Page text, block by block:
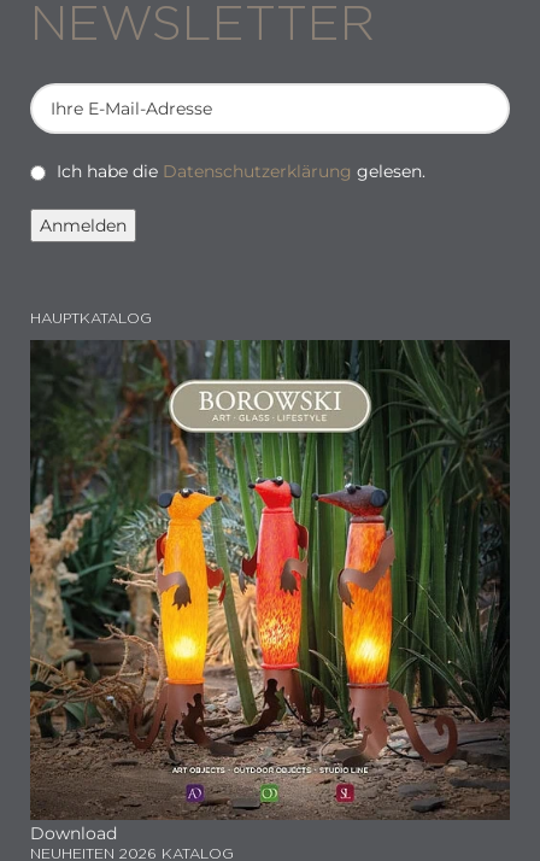
NEWSLETTER
Ich habe die Datenschutzerklärung gelesen.
HAUPTKATALOG
Download
NEUHEITEN 2026 KATALOG